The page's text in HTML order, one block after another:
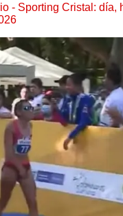
- Sporting Cristal: día,